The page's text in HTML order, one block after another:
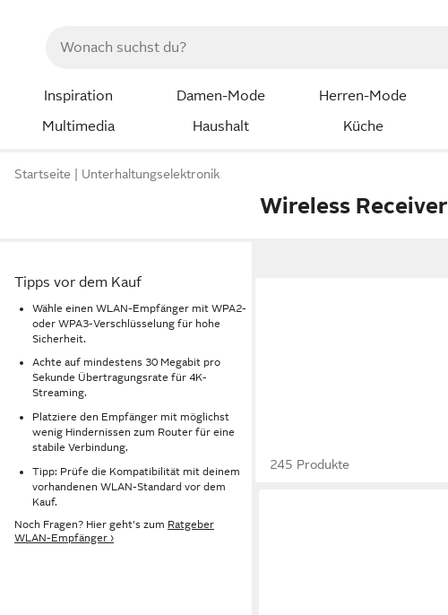
Inspiration Damen-Mode Herren-Mode
Multimedia
Haushalt Küche
Startseite Unterhaltungselektronik
Wireless Receiver
Tipps vor dem Kauf
Wähle einen WLAN-Empfänger mit WPA2-
oder WPA3-Verschlüsselung für hohe
Sicherheit.
Achte auf mindestens 30 Megabit pro
Sekunde Übertragungsrate für 4K-
Streaming.
Platziere den Empfänger mit möglichst
wenig Hindernissen zum Router für eine
stabile Verbindung.
Tipp: Prüfe die Kompatibilität mit deinem
vorhandenen WLAN-Standard vor dem
Kauf.
Noch Fragen? Hier geht's zum Ratgeber
WLAN-Empfänger ›
245 Produkte